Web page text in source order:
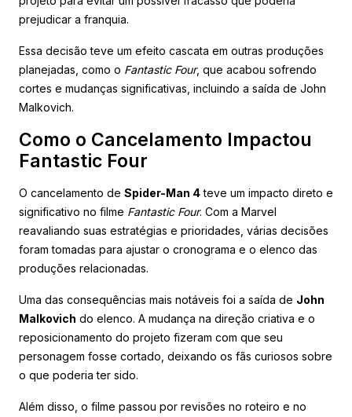
prejudicar a franquia.
Essa decisão teve um efeito cascata em outras produções
planejadas, como o Fantastic Four, que acabou sofrendo
cortes e mudanças significativas, incluindo a saída de John
Malkovich.
Como o Cancelamento Impactou
Fantastic Four
O cancelamento de Spider-Man 4teve um impacto direto e
significativo no filme Fantastic Four. Com a Marvel
reavaliando suas estratégias e prioridades, várias decisões
foram tomadas para ajustar o cronograma e o elenco das
produções relacionadas.
Uma das consequências mais notáveis foi a saída de John
Malkovich do elenco. A mudança na direção criativa e o
reposicionamento do projeto fizeram com que seu
personagem fosse cortado, deixando os fãs curiosos sobre
o que poderia ter sido.
Além disso, o filme passou por revisões no roteiro e no